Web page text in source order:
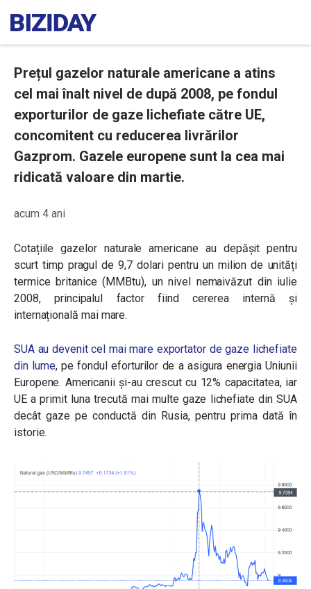
Prețul gazelor naturale americane a atins
cel mai înalt nivel de după 2008, pe fondul
exporturilor de gaze lichefiate către UE,
concomitent cu reducerea livrărilor
Gazprom. Gazele europene sunt la cea mai
ridicată valoare din martie.
acum 4 ani
Cotațiile gazelor naturale americane au depășit pentru
scurt timp pragul de 9,7 dolaripentru un milion de unități
termice britanice(MMBtu), un nivel nemaivăzut din iulie
2008, principalul factor fiind cererea internă și
internațională mai mare.
SUA au devenit cel mai mare exportator de gaze lichefiate
din lume, pe fondul eforturilor de a asigura energia Uniunii
Europene. Americanii și-au crescut cu 12% capacitatea, iar
UE a primit luna trecută mai multe gaze lichefiate din SUA
decât gaze pe conductă din Rusia, pentru prima dată în
istorie.